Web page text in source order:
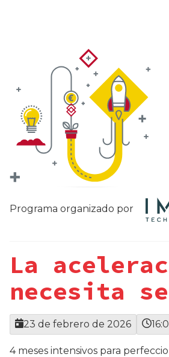
Programa organizado por
La
necesita
23 de febrero de 2026
4 meses intensivos para